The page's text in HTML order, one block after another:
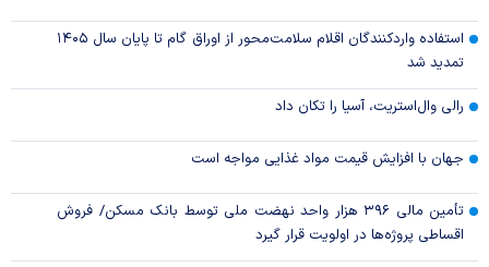
استفاده واردکنندگان اقلام سلامت‌محور از اوراق گام تا پایان سال ۱۴۰۵
تمدید شد
رالی وال‌استریت، آسیا را تکان داد
جهان با افزایش قیمت مواد غذایی مواجه است
تأمین مالی ۳۹۶ هزار واحد نهضت ملی توسط بانک مسکن/ فروش
اقساطی پروژه‌ها در اولویت قرار گیرد